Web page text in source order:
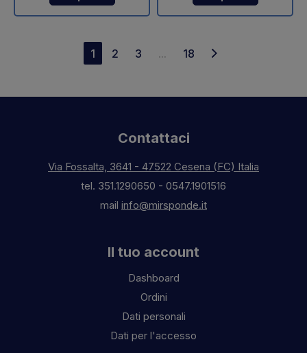
1 2 3 ... 18
Contattaci
Via Fossalta, 3641 - 47522 Cesena (FC) Italia
tel. 351.1290650 - 0547.1901516
mail info@mirsponde.it
Il tuo account
Dashboard
Ordini
Dati personali
Dati per l'accesso